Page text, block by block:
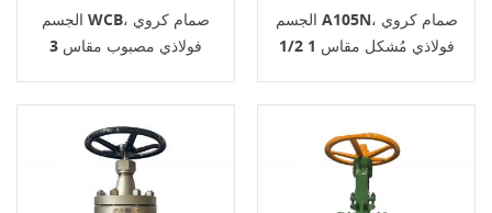
الجسم WCB، صمام كروي
فولاذي مصبوب مقاس 3
الجسم A105N، صمام كروي
فولاذي مُشكل مقاس 1 1/2